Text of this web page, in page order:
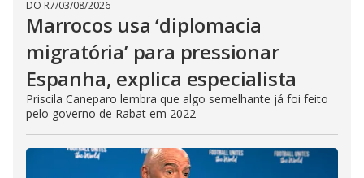
DO R7/03/08/2026
Marrocos usa ‘diplomacia
migratória’ para pressionar
Espanha, explica especialista
Priscila Caneparo lembra que algo semelhante já foi feito
pelo governo de Rabat em 2022